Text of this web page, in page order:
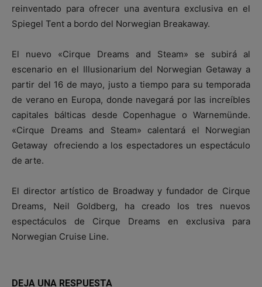
reinventado para ofrecer una aventura exclusiva en el
Spiegel Tent a bordo del Norwegian Breakaway.
El nuevo «Cirque Dreams and Steam» se subirá al
escenario en el Illusionarium del Norwegian Getaway a
partir del 16 de mayo, justo a tiempo para su temporada
de verano en Europa, donde navegará por las increíbles
capitales bálticas desde Copenhague o Warnemünde.
«Cirque Dreams and Steam» calentará el Norwegian
Getaway ofreciendo a los espectadores un espectáculo
de arte.
El director artístico de Broadway y fundador de Cirque
Dreams, Neil Goldberg, ha creado los tres nuevos
espectáculos de Cirque Dreams en exclusiva para
Norwegian Cruise Line.
DEJA UNA RESPUESTA